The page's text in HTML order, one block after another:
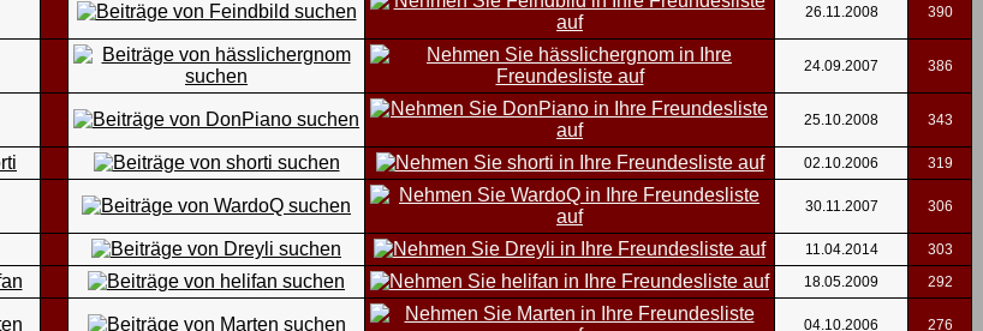
26.11.2008 390
24.09.2007 386
25.10.2008 343
02.10.2006 319
30.11.2007 306
11.04.2014
303
18.05.2009 292
04.10.2006 276